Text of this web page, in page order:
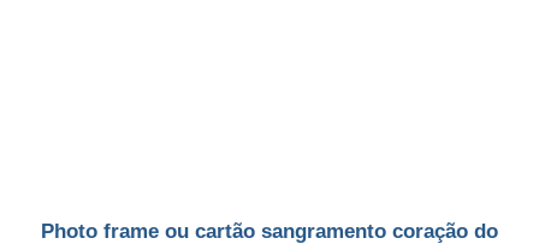
Photo frame ou cartão sangramento coração do